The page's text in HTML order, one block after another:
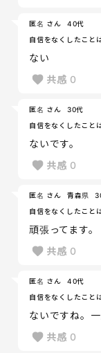
匿名 さん
40代
自信をなくしたこと
ない
共感 0
匿名 さん
30代
自信をなくしたこと
ないです。
共感 0
匿名 さん 青森県
自信をなくしたこと
頑張ってます。
共感 0
匿名 さん
40代
自信をなくしたこと
ないですね。一
共感 0